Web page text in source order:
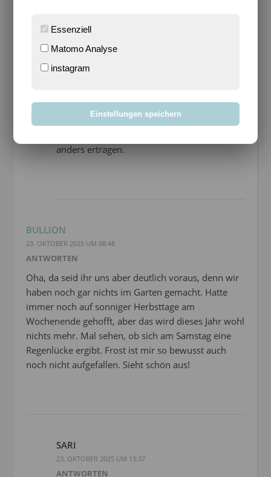
23. OKTOBER 2025 UM 13:36
Ich finde einfach, dass Frost seine ganz
eigene Faszination hat :) Bei eisiger Kälte mit
anders ertragen.
BULLION
23. OKTOBER 2025 UM 08:48
ANTWORTEN
Oha, da seid ihr uns aber deutlich voraus, denn wir
haben noch gar nichts im Garten gemacht. Hatte
immer noch auf sonniger Herbsttage am
Wochenende gehofft, aber das wird dieses Jahr wohl
nichts mehr. Mal sehen, ob sich am Samstag eine
Regenlücke ergibt. Frost ist mir so bewusst auch
noch nicht aufgefallen. Sieht schön aus!
SARI
23. OKTOBER 2025 UM 13:37
ANTWORTEN
Essenziell
Matomo Analyse
instagram
Einstellungen speichern